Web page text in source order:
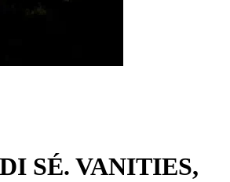
SÉ. VANITIES,